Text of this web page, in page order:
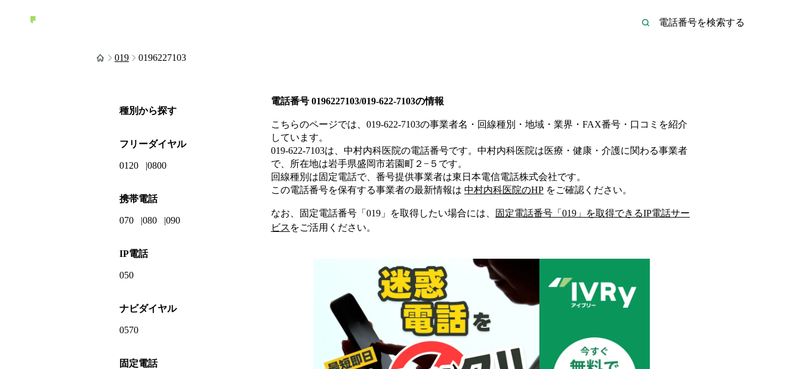
019 0196227103
電話番号 0196227103/019-622-7103の情報
こちらのページでは、 019-622-7103の事業者名・回線種別・地域・業界・FAX番号・口コミを紹介
しています。
019-622-7103は、 中村内科医院の電話番号です。 中村内科医院は医療・健康・介護に関わる事業者
で、所在地は岩手県盛岡市若園町２−５ です。
回線種別は固定電話で、番号提供事業者は東日本電信電話株式会社です。
この電話番号を保有する事業者の最新情報は 中村内科医院のHP をご確認ください。
なお、固定電話番号「 019 」を取得したい場合には、 固定電話番号「 019 」を取得できるIP電話サー
ビス をご活用ください。
種別から探す
フリーダイヤル
0120 0800
携帯電話
070 080 090
IP電話
050
ナビダイヤル
0570
固定電話